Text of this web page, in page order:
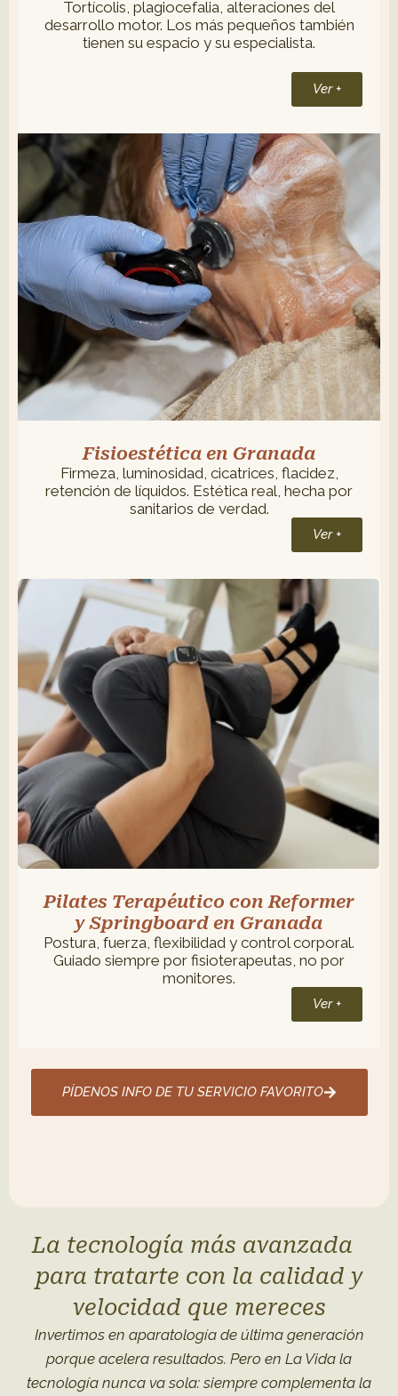
Tortícolis, plagiocefalia, alteraciones del
desarrollo motor. Los más pequeños también
tienen su espacio y su especialista.
Ver +
Fisioestética en Granada
Firmeza, luminosidad, cicatrices, flacidez,
retención de líquidos. Estética real, hecha por
sanitarios de verdad.
Ver +
Pilates Terapéutico con Reformer
y Springboard en Granada
Postura, fuerza, flexibilidad y control corporal.
Guiado siempre por fisioterapeutas, no por
monitores.
Ver +
PÍDENOS INFO DE TU SERVICIO FAVORITO
La tecnología más avanzada
para tratarte con la calidad y
velocidad que mereces
Invertimos en aparatología de última generación
porque acelera resultados. Pero en La Vida la
tecnología nunca va sola: siempre complementa la